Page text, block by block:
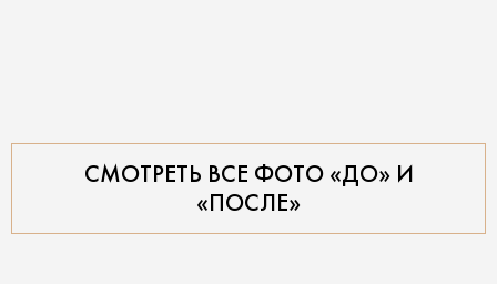
СМОТРЕТЬ ВСЕ ФОТО «ДО» И
«ПОСЛЕ»